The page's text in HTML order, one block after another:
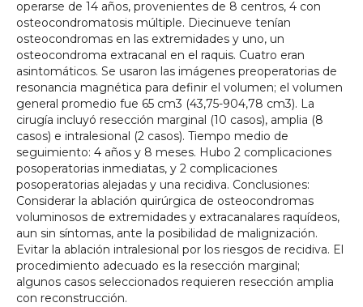
operarse de 14 años, provenientes de 8 centros, 4 con
osteocondromatosis múltiple. Diecinueve tenían
osteocondromas en las extremidades y uno, un
osteocondroma extracanal en el raquis. Cuatro eran
asintomáticos. Se usaron las imágenes preoperatorias de
resonancia magnética para definir el volumen; el volumen
general promedio fue 65 cm3 (43,75-904,78 cm3). La
cirugía incluyó resección marginal (10 casos), amplia (8
casos) e intralesional (2 casos). Tiempo medio de
seguimiento: 4 años y 8 meses. Hubo 2 complicaciones
posoperatorias inmediatas, y 2 complicaciones
posoperatorias alejadas y una recidiva. Conclusiones:
Considerar la ablación quirúrgica de osteocondromas
voluminosos de extremidades y extracanalares raquídeos,
aun sin síntomas, ante la posibilidad de malignización.
Evitar la ablación intralesional por los riesgos de recidiva. El
procedimiento adecuado es la resección marginal;
algunos casos seleccionados requieren resección amplia
con reconstrucción.